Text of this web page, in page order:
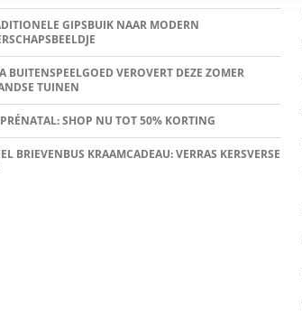
GIPSBUIK NAAR MODERN
BUITENSPEELGOED VEROVERT DEZE ZOMER
TUINEN
SHOP NU TOT 50% KORTING
BRIEVENBUS KRAAMCADEAU: VERRAS KERSVERSE